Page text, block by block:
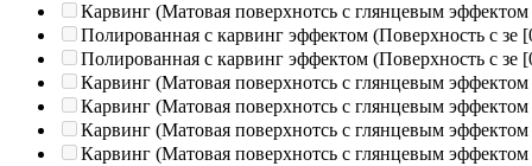
Карвинг (Матовая поверхнотсь с глянцевым эффектом
Полированная c карвинг эффектом (Поверхность с зе
Полированная c карвинг эффектом (Поверхность с зе
Карвинг (Матовая поверхнотсь с глянцевым эффектом
Карвинг (Матовая поверхнотсь с глянцевым эффектом
Карвинг (Матовая поверхнотсь с глянцевым эффектом
Карвинг (Матовая поверхнотсь с глянцевым эффектом